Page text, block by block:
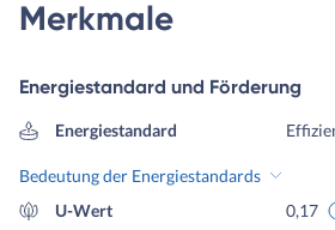
Merkmale
Energiestandard und Förderung
Energiestandard
Bedeutung der Energiestandards
U-Wert
0,17